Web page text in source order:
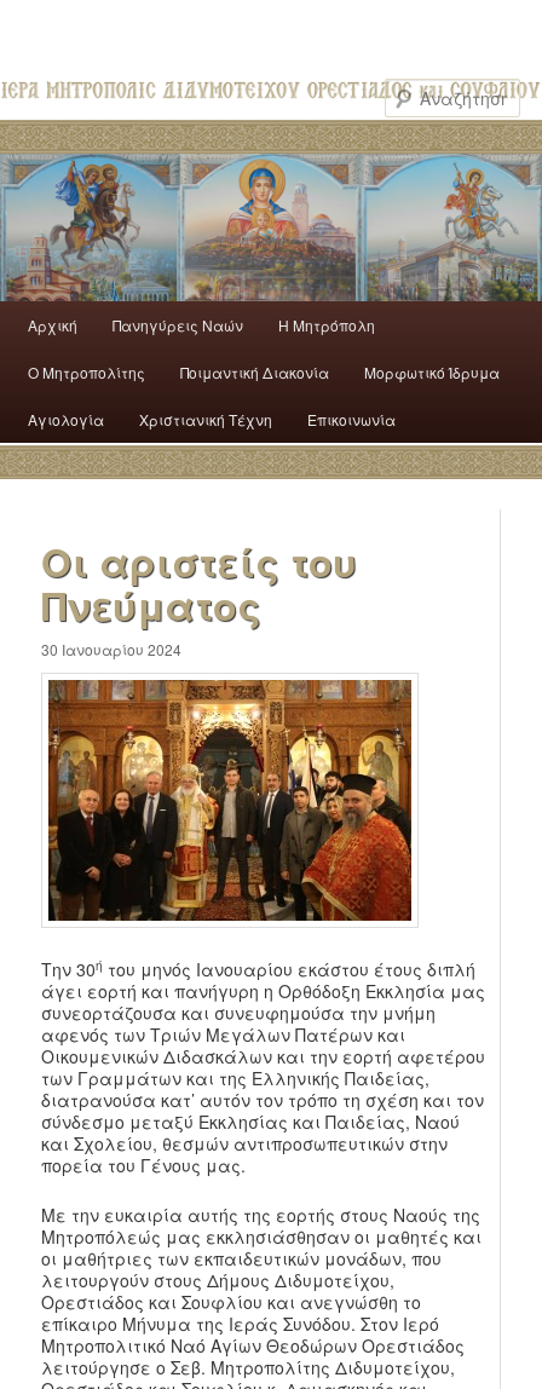
Αρχική Πανηγύρεις Ναών H Mητρόπολη
Ο Mητροπολίτης Ποιμαντική Διακονία Μορφωτικό Ίδρυμα
Αγιολογία Χριστιανική Τέχνη Επικοινωνία
Οι αριστείς του
Πνεύματος
30 Ιανουαρίου 2024
Την 30ή του μηνός Ιανουαρίου εκάστου έτους διπλή
άγει εορτή και πανήγυρη η Ορθόδοξη Εκκλησία μας
συνεορτάζουσα και συνευφημούσα την μνήμη
αφενός των Tριών Mεγάλων Πατέρων και
Οικουμενικών Διδασκάλων και την εορτή αφετέρου
των Γραμμάτων και της Ελληνικής Παιδείας,
διατρανούσα κατ’ αυτόν τον τρόπο τη σχέση και τον
σύνδεσμο μεταξύ Εκκλησίας και Παιδείας, Ναού
και Σχολείου, θεσμών αντιπροσωπευτικών στην
πορεία του Γένους μας.
Με την ευκαιρία αυτής της εορτής στους Ναούς της
Μητροπόλεώς μας εκκλησιάσθησαν οι μαθητές και
οι μαθήτριες των εκπαιδευτικών μονάδων, που
λειτουργούν στους Δήμους Διδυμοτείχου,
Ορεστιάδος και Σουφλίου και ανεγνώσθη το
επίκαιρο Μήνυμα της Ιεράς Συνόδου. Στον Ιερό
Μητροπολιτικό Ναό Αγίων Θεοδώρων Ορεστιάδος
λειτούργησε ο Σεβ. Μητροπολίτης Διδυμοτείχου,